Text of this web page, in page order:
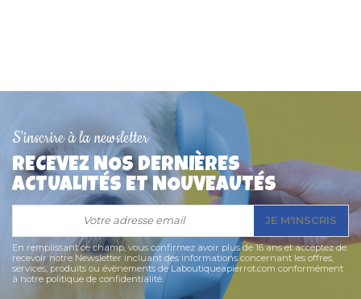
S'inscrire à la newsletter
RECEVEZ NOS DERNIÈRES
ACTUALITÉS ET NOUVEAUTÉS
JE M'INSCRIS
En remplissant ce champ, vous confirmez avoir plus de 16 ans et acceptez de
recevoir notre Newsletter incluant des informations concernant les offres,
services, produits ou évènements de Laboutiqueapierrot.com conformément
à notre politique de confidentialité.